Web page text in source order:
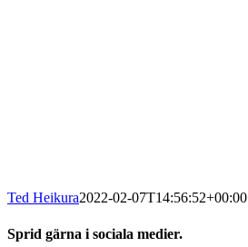
Ted Heikura2022-02-07T14:56:52+00:00
Sprid gärna i sociala medier.